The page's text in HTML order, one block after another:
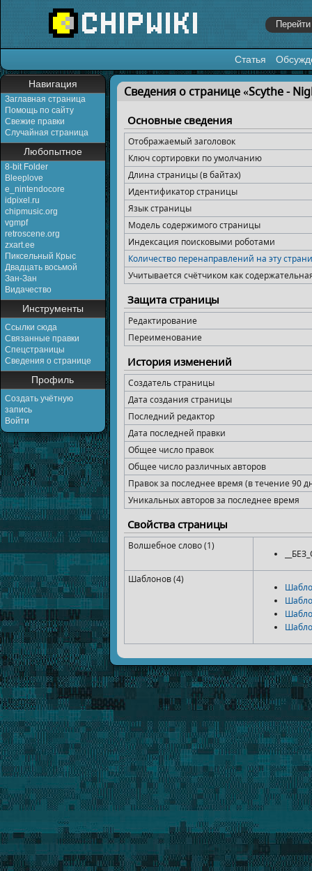
Статья
Навигация
Заглавная страница
Помощь по сайту
Свежие правки
Случайная страница
Любопытное
8-bit Folder
Bleeplove
e_nintendocore
idpixel.ru
chipmusic.org
vgmpf
retroscene.org
zxart.ee
Пиксельный Крыс
Двадцать восьмой
Зан-Зан
Видачество
Инструменты
Ссылки сюда
Связанные правки
Спецстраницы
Сведения о странице
Профиль
Создать учётную
запись
Войти
Перейти к:навигация,поиск
Сведения о странице «Scythe -
Основные сведения
Отображаемый заголовок
Ключ сортировки по умолчанию
Длина страницы (в байтах)
Идентификатор страницы
Язык страницы
Модель содержимого страницы
Индексация поисковыми роботами
Количество перенаправлений на эту
Учитывается счётчиком как
Защита страницы
Редактирование
Переименование
История изменений
Создатель страницы
Дата создания страницы
Последний редактор
Дата последней правки
Общее число правок
Общее число различных авторов
Правок за последнее время (в течение 90
Уникальных авторов за последнее время
Свойства страницы
Волшебное слово (1)
Шаблонов (4)